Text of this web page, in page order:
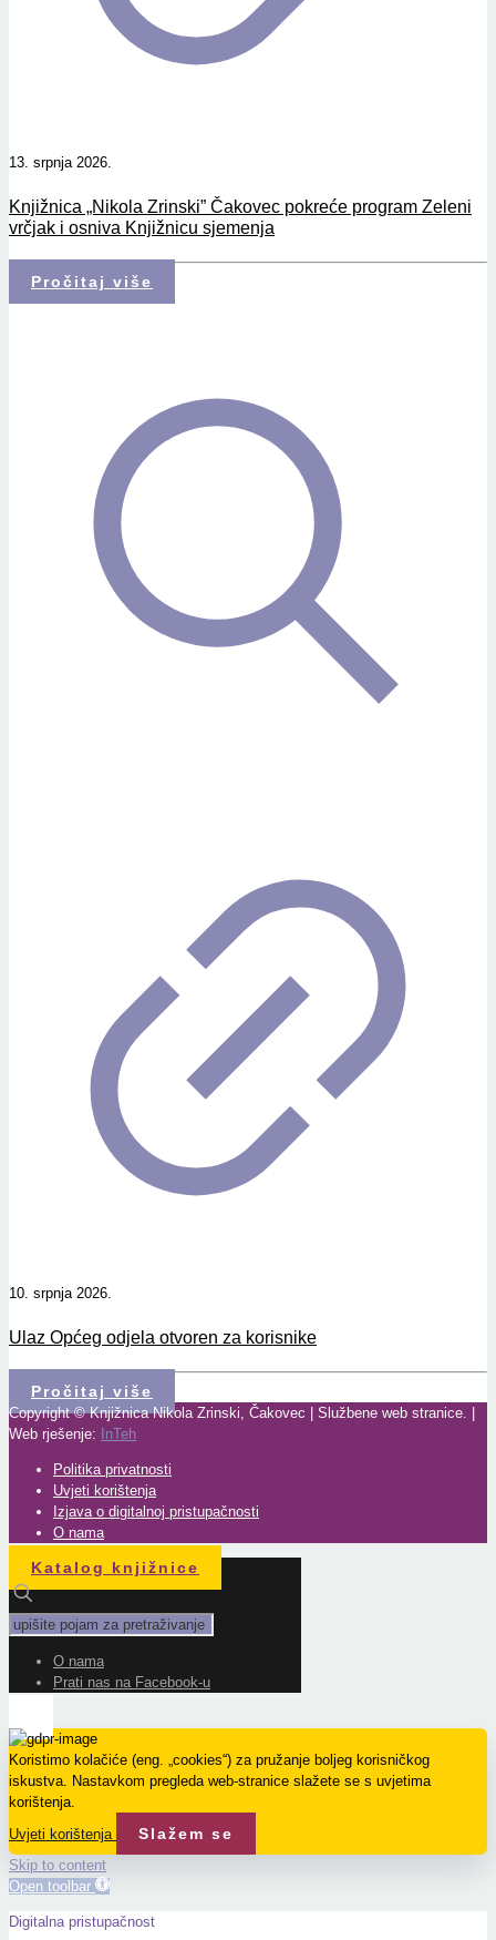
13. srpnja 2026.
Knjižnica „Nikola Zrinski” Čakovec pokreće program Zeleni
vrčjak i osniva Knjižnicu sjemenja
Pročitaj više
10. srpnja 2026.
Ulaz Općeg odjela otvoren za korisnike
Pročitaj više
Copyright © Knjižnica Nikola Zrinski, Čakovec | Službene web stranice. |
Web rješenje: InTeh
Politika privatnosti
Uvjeti korištenja
Izjava o digitalnoj pristupačnosti
O nama
Katalog knjižnice
O nama
Prati nas na Facebook-u
Koristimo kolačiće (eng. „cookies“) za pružanje boljeg korisničkog
iskustva. Nastavkom pregleda web-stranice slažete se s uvjetima
korištenja.
Uvjeti korištenja
Slažem se
Skip to content
Open toolbar
Digitalna pristupačnost